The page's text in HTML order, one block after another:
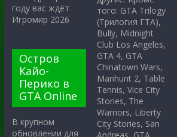
году вас ждёт
Игромир 2026
Остров
Кайо-
Перико в
GTA Online
В крупном
обновлении для
того: GTA Trilogy
(Трилогия ГТА),
Bully, Midnight
Club Los Angeles,
GTA 4, GTA
Chinatown Wars,
Manhunt 2, Table
Tennis, Vice City
Stories, The
Warriors, Liberty
City Stories, San